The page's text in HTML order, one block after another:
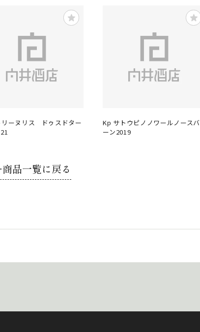
リーヌリス ドゥスドター
Kp サトウピノノワールノースバ
ーン2019
商品一覧に戻る